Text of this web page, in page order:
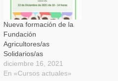
(Se
abre
en
una
ventana
nueva)
Nueva formación de la
Fundación
Agricultores/as
Solidarios/as
diciembre 16, 2021
En «Cursos actuales»